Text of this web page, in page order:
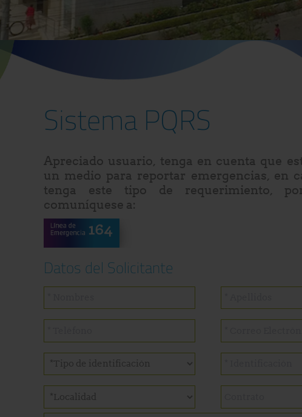
Sistema PQRS
Apreciado usuario, tenga en cuenta que
un medio para reportar emergencias, en
tenga este tipo de requerimiento,
comuníquese a:
Datos del Solicitante